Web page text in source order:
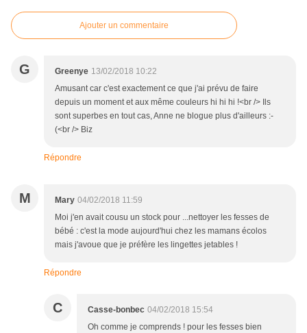
Ajouter un commentaire
G Greenye 13/02/2018 10:22
Amusant car c'est exactement ce que j'ai prévu de faire
depuis un moment et aux même couleurs hi hi hi !<br /> Ils
sont superbes en tout cas, Anne ne blogue plus d'ailleurs :-
(<br /> Biz
Répondre
M Mary 04/02/2018 11:59
Moi j'en avait cousu un stock pour ...nettoyer les fesses de
bébé : c'est la mode aujourd'hui chez les mamans écolos
mais j'avoue que je préfère les lingettes jetables !
Répondre
C Casse-bonbec 04/02/2018 15:54
Oh comme je comprends ! pour les fesses bien